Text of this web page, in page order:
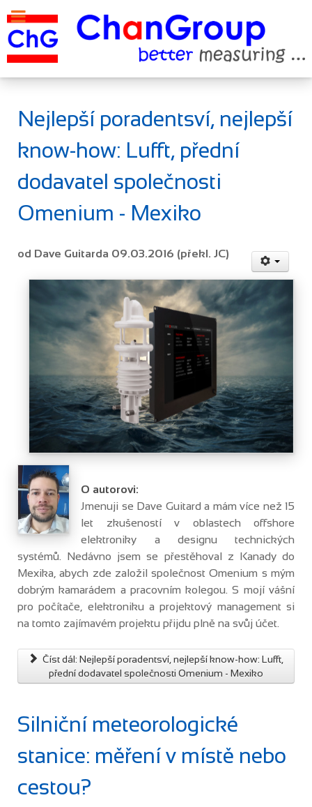
Nejlepší poradentsví, nejlepší
know-how: Lufft, přední
dodavatel společnosti
Omenium - Mexiko
od Dave Guitarda 09.03.2016 (překl. JC)
O autorovi:
Jmenuji se Dave Guitard a mám více než 15
let zkušeností v oblastech offshore
elektroniky a designu technických
systémů. Nedávno jsem se přestěhoval z Kanady do
Mexika, abych zde založil společnost Omenium s mým
dobrým kamarádem a pracovním kolegou. S mojí vášní
pro počítače, elektroniku a projektový management si
na tomto zajímavém projektu přijdu plně na svůj účet.
Číst dál: Nejlepší poradentsví, nejlepší know-how: Lufft,
přední dodavatel společnosti Omenium - Mexiko
Silniční meteorologické
stanice: měření v místě nebo
cestou?